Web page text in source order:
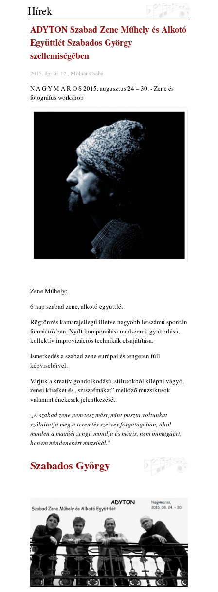
Dixieland Napok (Hajdúszoboszló – 2026.
augusztus 21-22-23.)
2026. augusztus 08.
Jazz-rock albumok 1986-ból - Shakatak
„Into the Blue”
2026. augusztus 08.
Fusio Group feat. Kertész Erika "New
Visions" lemezbemutató koncert
2026. augusztus 07.
Jazz-rock albumok 1985-ből - Issei Noro
2026. augusztus 07.
Jazz-rock albumok 1984-ből - John Scofield
„Electric Outlet”
2026. augusztus 06.
X. BOHÉM JAZZFŐVÁROS fesztivál,
Kecskemét, 2026. augusztus 6-9.: 4 nap, 4
színpad, 10 ország zenészei, 40 óra zene és
Magyar Jazz ABC – 541. rész: Juhász
2026. augusztus 05.
2026. augusztus 05.
Jazz-rock albumok 1982-ből - John Scofield
„Shinola”
2026. augusztus 04.
Kikkel beszéltem 2.0 – 5. rész: D
2026. augusztus 04.
Lemezek a hatvanas-hetvenes évekből - 84.
rész: Irving Ashby – Memoirs
2026. augusztus 04.
10 éve halt meg lapunk főszerkesztő-
helyettese, Csányi Attila
2026. augusztus 04.
45 éve történt… Jazz-rock albumok 1981-
2026. augusztus 03.
Gondolataim - 2026 (XI. évfolyam - 8. rész)
2026. augusztus 02.
Exkluzív interjú Bóna Lászlóval
2026. augusztus 01.
Ma 40 éves Gyarmati Gábor és 54 éves
Florian Ross
2026. augusztus 01.
Hírek
ADYTON Szabad Zene Műhely és Alkotó
Együttlét Szabados György
szellemiségében
2015. április 12., Molnár Csaba
N A G Y M A R O S 2015. augusztus 24 – 30. - Zene és
fotográfus workshop
Zene Műhely:
6 nap szabad zene, alkotó együttlét.
Rögtönzés kamarajellegű illetve nagyobb létszámú spontán
formációkban. Nyílt komponálási módszerek gyakorlása,
kollektív improvizációs technikák elsajátítása.
Ismerkedés a szabad zene európai és tengeren túli
képviselőivel.
Várjuk a kreatív gondolkodású, stílusokból kilépni vágyó,
zenei kliséket és „szisztémákat” mellőző muzsikusok
valamint énekesek jelentkezését.
„A szabad zene nem tesz mást, mint puszta voltunkat
szólaltatja meg a teremtés szerves forgatagában, ahol
minden a magáét zengi, mondja és mégis, nem önmagáért,
hanem mindenekért muzsikál.”
Szabados György